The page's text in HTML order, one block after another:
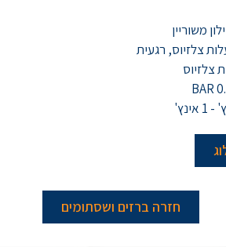
משוריין
עד 40 מעלות צלזיוס, רגעית
חזרה ברזים ושסתומים